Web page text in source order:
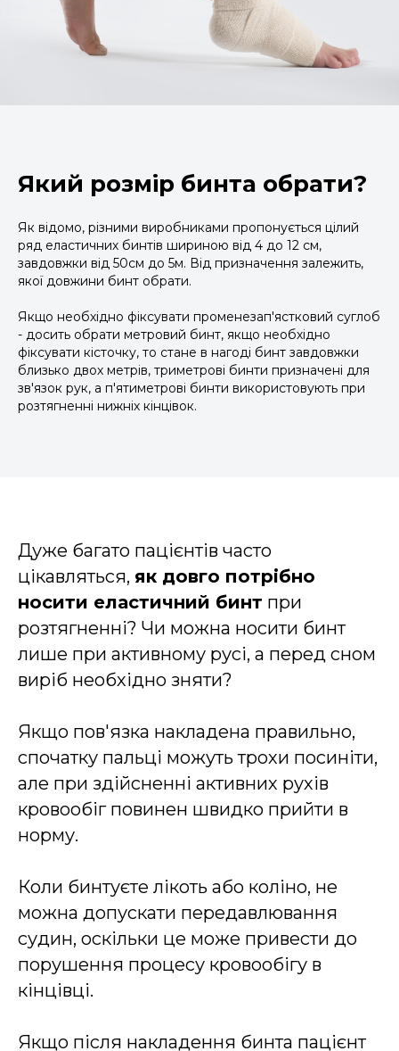
Який розмір бинта обрати?
Як відомо, різними виробниками пропонується цілий
ряд еластичних бинтів шириною від 4 до 12 см,
завдовжки від 50см до 5м. Від призначення залежить,
якої довжини бинт обрати.
Якщо необхідно фіксувати променезап'ястковий суглоб
- досить обрати метровий бинт, якщо необхідно
фіксувати кісточку, то стане в нагоді бинт завдовжки
близько двох метрів, триметрові бинти призначені для
зв'язок рук, а п'ятиметрові бинти використовують при
розтягненні нижніх кінцівок.
Дуже багато пацієнтів часто
цікавляться, як довго потрібно
носити еластичний бинт при
розтягненні? Чи можна носити бинт
лише при активному русі, а перед сном
виріб необхідно зняти?
Якщо пов'язка накладена правильно,
спочатку пальці можуть трохи посиніти,
але при здійсненні активних рухів
кровообіг повинен швидко прийти в
норму.
Коли бинтуєте лікоть або коліно, не
можна допускати передавлювання
судин, оскільки це може привести до
порушення процесу кровообігу в
кінцівці.
Якщо після накладення бинта пацієнт